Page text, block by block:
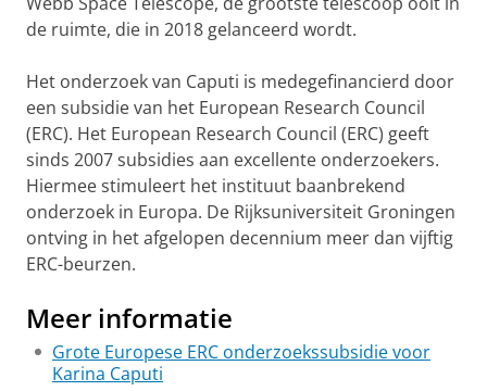
de ruimte, die in 2018 gelanceerd wordt.
Het onderzoek van Caputi is medegefinancierd door
een subsidie van het European Research Council
(ERC). Het European Research Council (ERC) geeft
sinds 2007 subsidies aan excellente onderzoekers.
Hiermee stimuleert het instituut baanbrekend
onderzoek in Europa. De Rijksuniversiteit Groningen
ontving in het afgelopen decennium meer dan vijftig
ERC-beurzen.
Meer informatie
Grote Europese ERC onderzoekssubsidie voor
Karina Caputi